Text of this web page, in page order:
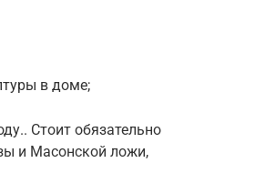
в доме;
Стоит обязательно
и Масонской ложи,